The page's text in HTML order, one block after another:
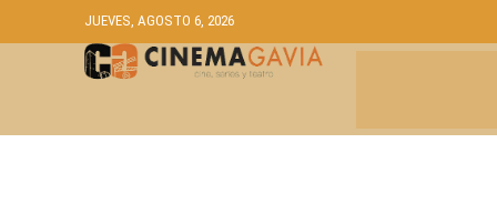
JUEVES, AGOSTO 6, 2026